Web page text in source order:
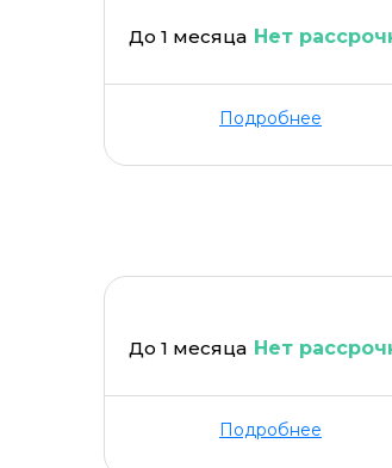
До 1 месяца Нет
Подробнее
До 1 месяца Нет
Подробнее